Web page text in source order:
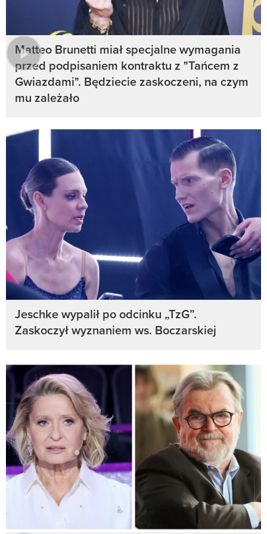
Matteo Brunetti miał specjalne wymagania
przed podpisaniem kontraktu z "Tańcem z
Gwiazdami". Będziecie zaskoczeni, na czym
mu zależało
Jeschke wypalił po odcinku „TzG”.
Zaskoczył wyznaniem ws. Boczarskiej